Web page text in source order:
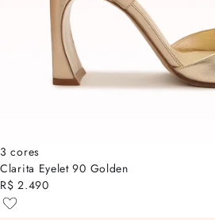
3 cores
Clarita Eyelet 90 Golden
R$ 2.490